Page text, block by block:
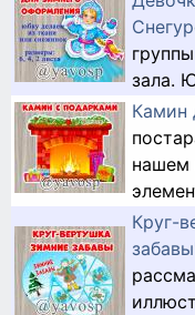
зала.
Камин
нашем
Круг-